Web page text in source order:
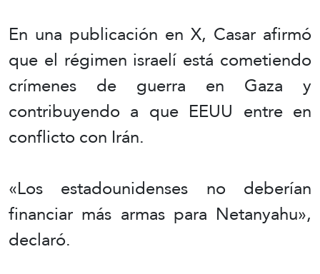
En una publicación en X, Casar afirmó
que el régimen israelí está cometiendo
crímenes de guerra en Gaza y
contribuyendo a que EEUU entre en
conflicto con Irán.
«Los estadounidenses no deberían
financiar más armas para Netanyahu»,
declaró.